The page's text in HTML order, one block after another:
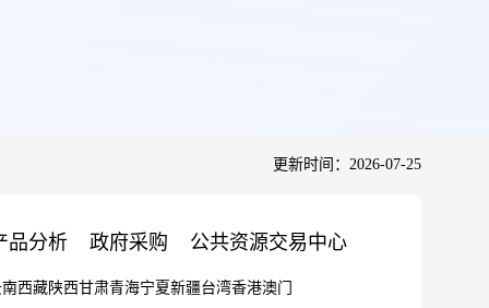
更新时间：2026-07-25
品分析 政府采购 公共资源交易中心
西藏陕西甘肃青海宁夏新疆台湾香港澳门